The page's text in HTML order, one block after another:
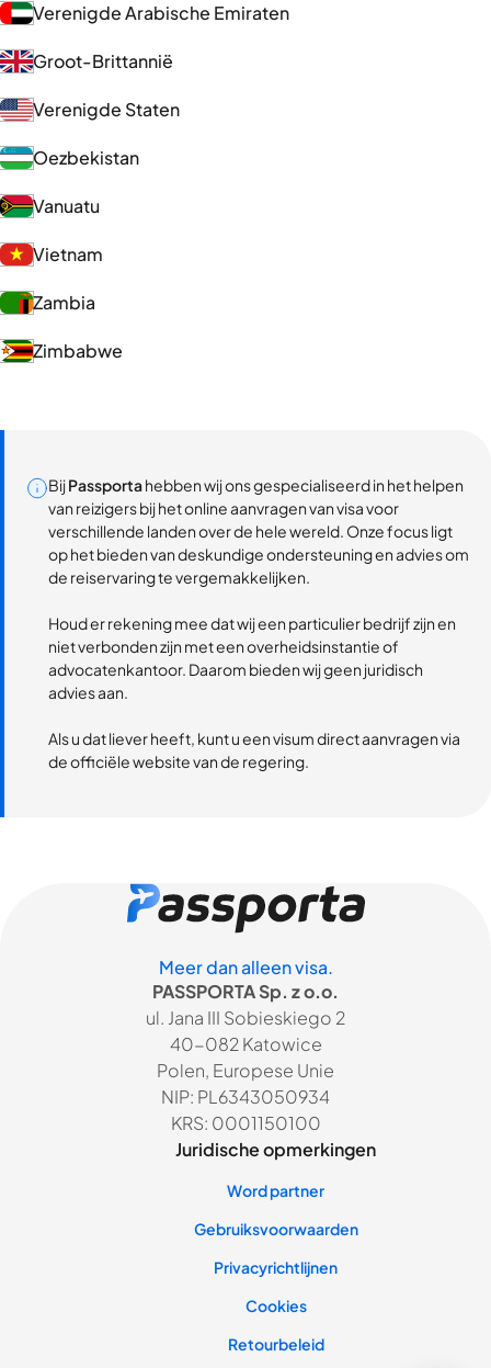
Verenigde Arabische Emiraten
Groot-Brittannië
Verenigde Staten
Oezbekistan
Vanuatu
Vietnam
Zambia
Zimbabwe
BijPassportahebben wij ons gespecialiseerd in het helpen
van reizigers bij het online aanvragen van visa voor
verschillende landen over de hele wereld. Onze focus ligt
op het bieden van deskundige ondersteuning en advies om
de reiservaring te vergemakkelijken.
Houd er rekening mee dat wij een particulier bedrijf zijn en
niet verbonden zijn met een overheidsinstantie of
advocatenkantoor. Daarom bieden wij geen juridisch
advies aan.
Als u dat liever heeft, kunt u een visum direct aanvragen via
de officiële website van de regering.
Meer dan alleen visa.
PASSPORTA Sp. z o.o.
ul. Jana III Sobieskiego 2
40-082 Katowice
Polen, Europese Unie
NIP: PL6343050934
KRS: 0001150100
Juridische opmerkingen
Word partner
Gebruiksvoorwaarden
Privacyrichtlijnen
Cookies
Retourbeleid